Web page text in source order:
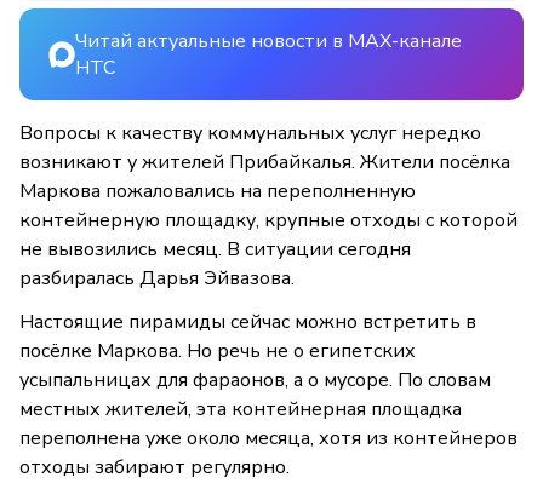
Читай актуальные новости в MAX-канале
НТС
Вопросы к качеству коммунальных услуг нередко
возникают у жителей Прибайкалья. Жители посёлка
Маркова пожаловались на переполненную
контейнерную площадку, крупные отходы с которой
не вывозились месяц. В ситуации сегодня
разбиралась Дарья Эйвазова.
Настоящие пирамиды сейчас можно встретить в
посёлке Маркова. Но речь не о египетских
усыпальницах для фараонов, а о мусоре. По словам
местных жителей, эта контейнерная площадка
переполнена уже около месяца, хотя из контейнеров
отходы забирают регулярно.